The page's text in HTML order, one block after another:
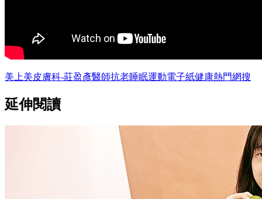
美上美皮膚科-莊盈彥醫師抗老睡眠運動電子紙健康熱門網搜
延伸閱讀